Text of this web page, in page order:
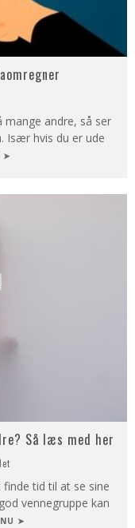
andre, så ser
Især hvis du er ude
➤
Så læs med her
tid til at se sine
vennegruppe kan
➤